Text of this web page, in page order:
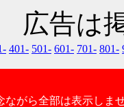
広告は
401- 501- 601- 701- 801-
ながら全部は表示しま